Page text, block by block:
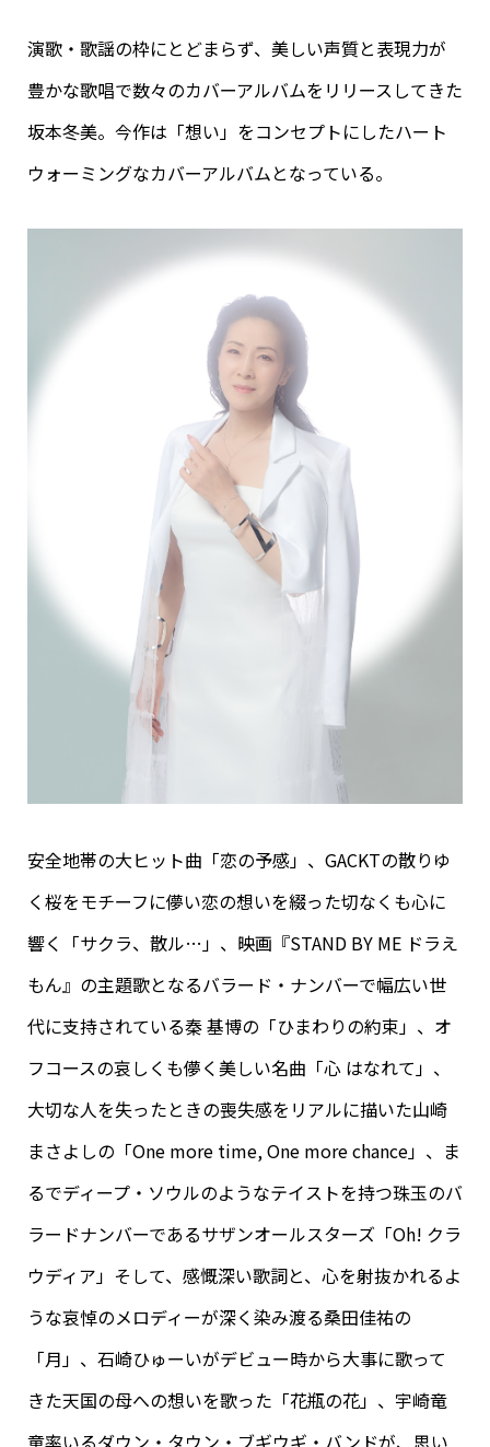
演歌・歌謡の枠にとどまらず、美しい声質と表現力が
豊かな歌唱で数々のカバーアルバムをリリースしてきた
坂本冬美。今作は「想い」をコンセプトにしたハート
ウォーミングなカバーアルバムとなっている。
安全地帯の大ヒット曲「恋の予感」、GACKTの散りゆ
く桜をモチーフに儚い恋の想いを綴った切なくも心に
響く「サクラ、散ル…」、映画『STAND BY ME ドラえ
もん』の主題歌となるバラード・ナンバーで幅広い世
代に支持されている秦 基博の「ひまわりの約束」、オ
フコースの哀しくも儚く美しい名曲「心 はなれて」、
大切な人を失ったときの喪失感をリアルに描いた山崎
まさよしの「One more time, One more chance」、ま
るでディープ・ソウルのようなテイストを持つ珠玉のバ
ラードナンバーであるサザンオールスターズ「Oh! クラ
ウディア」そして、感慨深い歌詞と、心を射抜かれるよ
うな哀悼のメロディーが深く染み渡る桑田佳祐の
「月」、石崎ひゅーいがデビュー時から大事に歌って
きた天国の母への想いを歌った「花瓶の花」、宇崎竜
童率いるダウン・タウン・ブギウギ・バンドが、思い